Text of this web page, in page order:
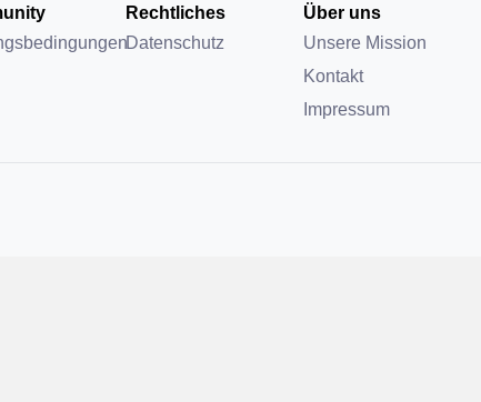
Rechtliches
Datenschutz
Über uns
Unsere Mission
Kontakt
Impressum